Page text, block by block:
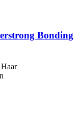
Bonding